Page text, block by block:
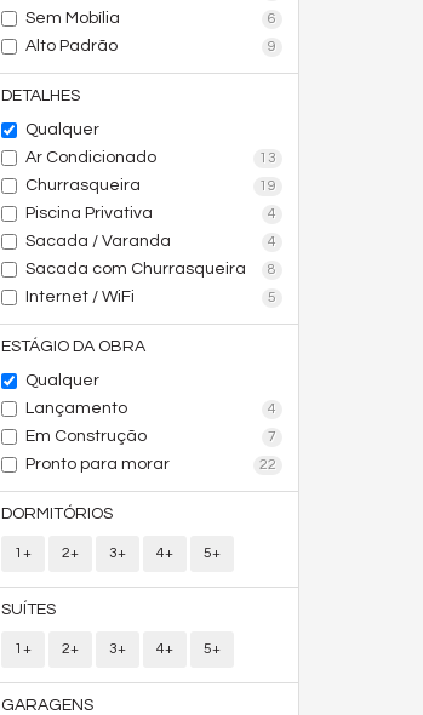
Sem Mobília 6
Alto Padrão 9
DETALHES
Qualquer
Ar Condicionado
13
Churrasqueira 19
Piscina Privativa 4
Sacada / Varanda 4
Sacada com Churrasqueira 8
Internet / WiFi 5
ESTÁGIO DA OBRA
Qualquer
Lançamento
4
Em Construção 7
Pronto para morar 22
DORMITÓRIOS
1+ 2+ 3+ 4+ 5+
SUÍTES
1+ 2+ 3+ 4+ 5+
GARAGENS